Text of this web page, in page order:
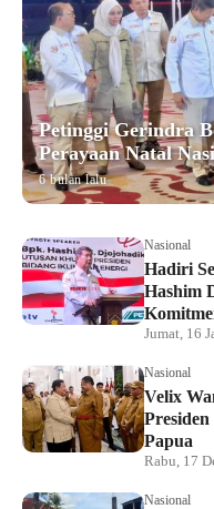
Petinggi Gerindra
Perayaan Natal
6 bulan lalu
Nasional
Hadiri
Hashim
Jumat, 16
Nasional
Velix
Papua
Rabu, 17
Nasional